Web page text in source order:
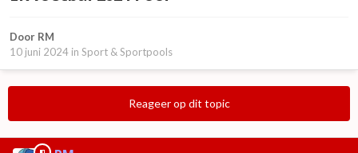
Door RM
10 juni 2024 in Sport & Sportpools
Reageer op dit topic